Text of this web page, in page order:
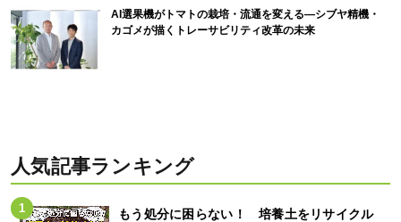
AI選果機がトマトの栽培・流通を変える―シブヤ精機・
カゴメが描くトレーサビリティ改革の未来
人気記事ランキング
もう処分に困らない！ 培養土をリサイクル